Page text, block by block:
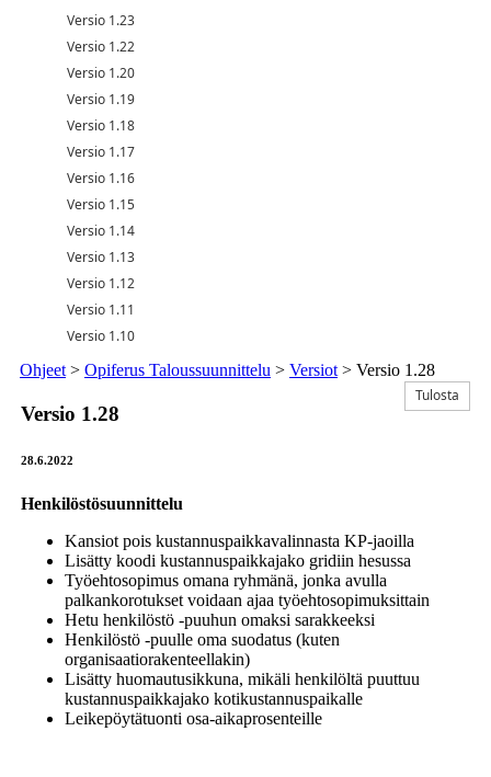
Versio 1.23
Versio 1.22
Versio 1.20
Versio 1.19
Versio 1.18
Versio 1.17
Versio 1.16
Versio 1.15
Versio 1.14
Versio 1.13
Versio 1.12
Versio 1.11
Versio 1.10
Ohjeet > Opiferus Taloussuunnittelu > Versiot > Versio 1.28
Versio 1.28
28.6.2022
Tulosta
Henkilöstösuunnittelu
Kansiot pois kustannuspaikkavalinnasta KP-jaoilla
Lisätty koodi kustannuspaikkajako gridiin hesussa
Työehtosopimus omana ryhmänä, jonka avulla
palkankorotukset voidaan ajaa työehtosopimuksittain
Hetu henkilöstö -puuhun omaksi sarakkeeksi
Henkilöstö -puulle oma suodatus (kuten
organisaatiorakenteellakin)
Lisätty huomautusikkuna, mikäli henkilöltä puuttuu
kustannuspaikkajako kotikustannuspaikalle
Leikepöytätuonti osa-aikaprosenteille